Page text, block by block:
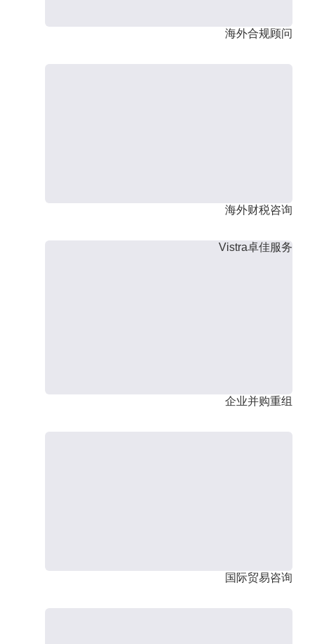
海外合规顾问
海外财税咨询
Vistra卓佳服务
企业并购重组
国际贸易咨询